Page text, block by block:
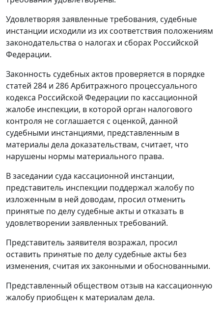
Удовлетворяя заявленные требования, судебные
инстанции исходили из их соответствия положениям
законодательства о налогах и сборах Российской
Федерации.
Законность судебных актов проверяется в порядке
статей 284 и 286Арбитражного процессуального
кодекса Российской Федерации по кассационной
жалобе инспекции, в которой орган налогового
контроля не соглашается с оценкой, данной
судебными инстанциями, представленным в
материалы дела доказательствам, считает, что
нарушены нормы материального права.
В заседании суда кассационной инстанции,
представитель инспекции поддержал жалобу по
изложенным в ней доводам, просил отменить
принятые по делу судебные акты и отказать в
удовлетворении заявленных требований.
Представитель заявителя возражал, просил
оставить принятые по делу судебные акты без
изменения, считая их законными и обоснованными.
Представленный обществом отзыв на кассационную
жалобу приобщен к материалам дела.